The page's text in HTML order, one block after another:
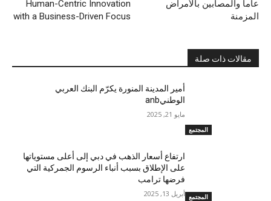
Human-Centric Innovation
with a Business-Driven Focus
عاما والمصابين بالأمراض
المزمنة
مقالات ذات صلة
المجتمع
أمير المدينة المنورة يكرّم البنك العربي
الوطنيanb
مايو 21, 2025
المجتمع
ارتفاع أسعار الذهب في دبي إلى أعلى مستوياتها
على الإطلاق بسبب أنباء الرسوم الجمركية التي
فرضها ترامب
أبريل 13, 2025